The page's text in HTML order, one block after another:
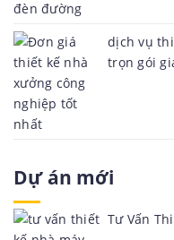
dịch vụ
trọn gói
Dự án mới
Tư Vấn